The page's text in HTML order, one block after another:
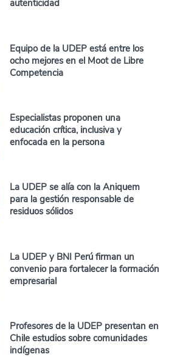
autenticidad
Equipo de la UDEP está entre los
ocho mejores en el Moot de Libre
Competencia
Especialistas proponen una
educación crítica, inclusiva y
enfocada en la persona
La UDEP se alía con la Aniquem
para la gestión responsable de
residuos sólidos
La UDEP y BNI Perú firman un
convenio para fortalecer la formación
empresarial
Profesores de la UDEP presentan en
Chile estudios sobre comunidades
indígenas